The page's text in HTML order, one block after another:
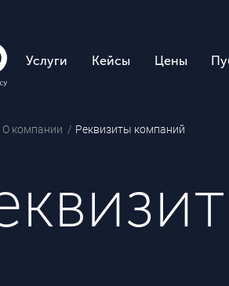
Услуги Кейсы Цены
О компании Реквизиты компаний